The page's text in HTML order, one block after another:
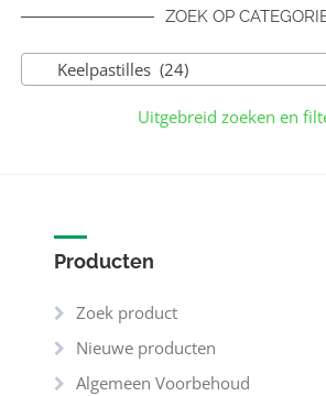
ZOEK OP
Keelpastilles (24)
Uitgebreid zoeken en
Producten
Zoek product
Nieuwe producten
Algemeen Voorbehoud